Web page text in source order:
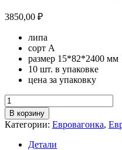
3850,00 ₽
липа
сорт А
размер 15*82*2400 мм
10 шт. в упаковке
цена за упаковку
Количество
товара
Вагонка
липа
сорт
В корзину
Категории: Евровагонка,
Детали